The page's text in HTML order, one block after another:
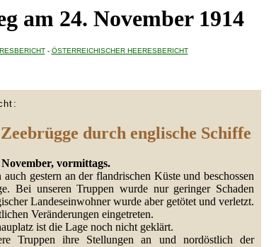
am 24. November 1914
- ÖSTERREICHISCHER HEERESBERICHT
durch englische Schiffe
vormittags.
gestern an der flandrischen Küste und beschossen
Bei unseren Truppen wurde nur geringer Schaden
Landeseinwohner wurde aber getötet und verletzt.
Veränderungen eingetreten.
ist die Lage noch nicht geklärt.
Truppen ihre Stellungen an und nordöstlich der